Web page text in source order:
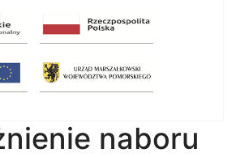
naboru